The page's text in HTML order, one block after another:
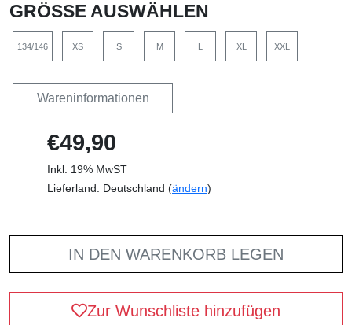
GRÖSSE AUSWÄHLEN
134/146 XS S M L XL XXL
Wareninformationen
€49,90
Inkl. 19% MwST
Lieferland: Deutschland (ändern)
IN DEN WARENKORB LEGEN
Zur Wunschliste hinzufügen